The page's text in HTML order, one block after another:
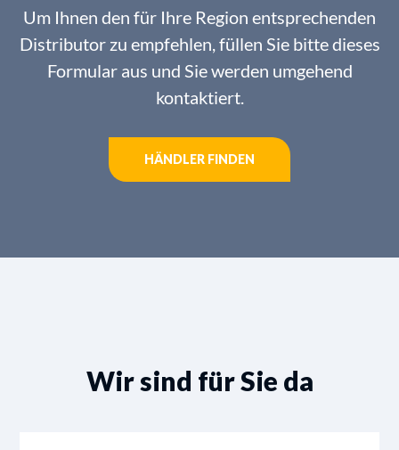
Um Ihnen den für Ihre Region entsprechenden
Distributor zu empfehlen, füllen Sie bitte dieses
Formular aus und Sie werden umgehend
kontaktiert.
HÄNDLER FINDEN
Wir sind für Sie da